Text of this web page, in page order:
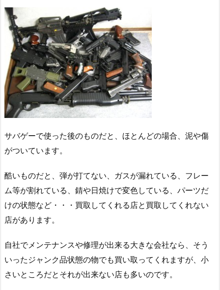
サバゲーで使った後のものだと、ほとんどの場合、泥や傷
がついています。
酷いものだと、弾が打てない、ガスが漏れている、フレー
ム等が割れている、錆や日焼けで変色している、パーツだ
けの状態など・・・買取してくれる店と買取してくれない
店があります。
自社でメンテナンスや修理が出来る大きな会社なら、そう
いったジャンク品状態の物でも買い取ってくれますが、小
さいところだとそれが出来ない店も多いのです。